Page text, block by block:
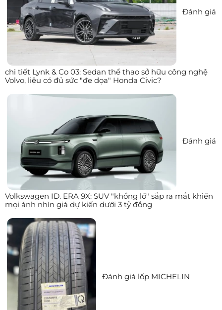
Đánh giá
chi tiết Lynk & Co 03: Sedan thể thao sở hữu công nghệ
Volvo, liệu có đủ sức "đe dọa" Honda Civic?
Đánh giá
Volkswagen ID. ERA 9X: SUV "khổng lồ" sắp ra mắt khiến
mọi ánh nhìn giá dự kiến dưới 3 tỷ đồng
Đánh giá lốp MICHELIN